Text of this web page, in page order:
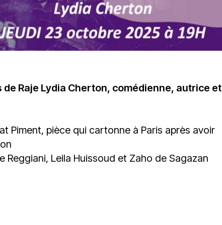
Raje Lydia Cherton, comédienne, autrice et
Piment, pièce qui cartonne à Paris après avoir
Reggiani, Leila Huissoud et Zaho de Sagazan